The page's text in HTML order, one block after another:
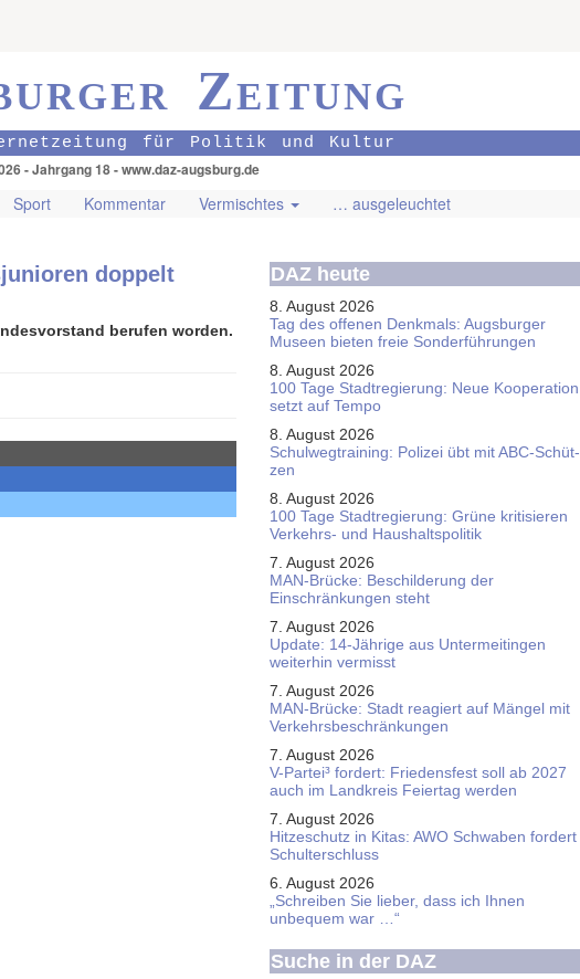
Zeitung
für Politik und Kultur
- Jahrgang 18 - www.daz-augsburg.de
Sport Kommentar Vermischtes … ausgeleuchtet
doppelt
berufen worden.
DAZ heute
8. August 2026
Tag des offenen Denkmals: Augsburger
Museen bieten freie Sonderführungen
8. August 2026
100 Tage Stadtregierung: Neue Kooperation
setzt auf Tempo
8. August 2026
Schul­weg­trai­ning: Poli­zei übt mit ABC-Schüt­
zen
8. August 2026
100 Tage Stadtregierung: Grüne kritisieren
Verkehrs- und Haushaltspolitik
7. August 2026
MAN-Brücke: Beschilderung der
Einschränkungen steht
7. August 2026
Update: 14-Jährige aus Untermeitingen
weiterhin vermisst
7. August 2026
MAN-Brücke: Stadt reagiert auf Mängel mit
Verkehrsbeschränkungen
7. August 2026
V-Partei­³ fordert: Friedens­fest soll ab 2027
auch im Land­kreis Feier­tag werden
7. August 2026
Hitzeschutz in Kitas: AWO Schwaben fordert
Schulterschluss
6. August 2026
„Schreiben Sie lieber, dass ich Ihnen
unbequem war …“
Suche in der DAZ